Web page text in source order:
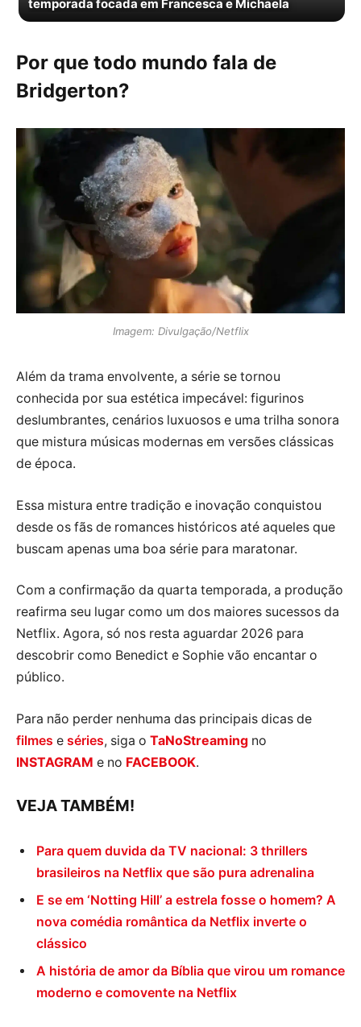
temporada focada em Francesca e Michaela
Por que todo mundo fala de
Bridgerton?
Imagem: Divulgação/Netflix
Além da trama envolvente, a série se tornou
conhecida por sua estética impecável: figurinos
deslumbrantes, cenários luxuosos e uma trilha sonora
que mistura músicas modernas em versões clássicas
de época.
Essa mistura entre tradição e inovação conquistou
desde os fãs de romances históricos até aqueles que
buscam apenas uma boa série para maratonar.
Com a confirmação da quarta temporada, a produção
reafirma seu lugar como um dos maiores sucessos da
Netflix. Agora, só nos resta aguardar 2026 para
descobrir como Benedict e Sophie vão encantar o
público.
Para não perder nenhuma das principais dicas de
filmes e séries, siga o TaNoStreaming no
INSTAGRAM e no FACEBOOK.
VEJA TAMBÉM!
Para quem duvida da TV nacional: 3 thrillers
brasileiros na Netflix que são pura adrenalina
E se em ‘Notting Hill’ a estrela fosse o homem? A
nova comédia romântica da Netflix inverte o
clássico
A história de amor da Bíblia que virou um romance
moderno e comovente na Netflix